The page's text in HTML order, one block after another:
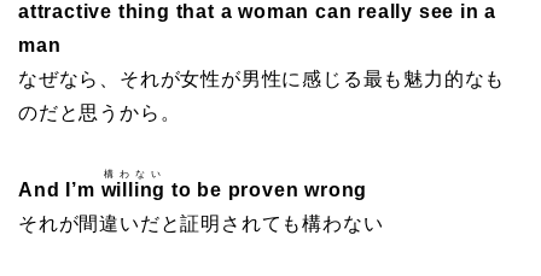
attractive thing that a woman can really see in a
man
なぜなら、それが女性が男性に感じる最も魅力的なも
のだと思うから。
And I’m willing
構わない
to be proven wrong
それが間違いだと証明されても構わない